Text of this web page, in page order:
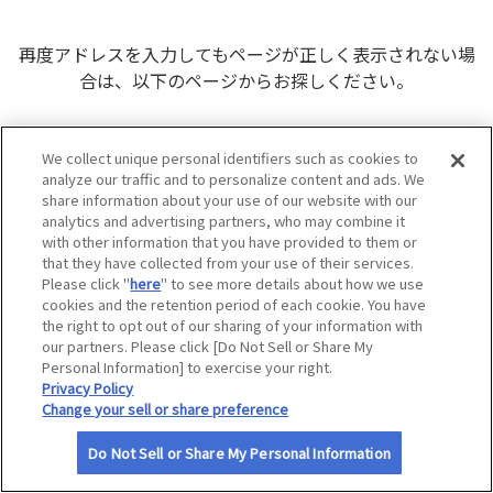
再度アドレスを入力してもページが正しく表示されない場
合は、以下のページからお探しください。
会員優待
ドライブ
プレゼント
JAF（日本自動車連盟）
We collect unique personal identifiers such as cookies to
analyze our traffic and to personalize content and ads. We
share information about your use of our website with our
analytics and advertising partners, who may combine it
with other information that you have provided to them or
that they have collected from your use of their services.
Please click "here" to see more details about how we use
cookies and the retention period of each cookie. You have
the right to opt out of our sharing of your information with
our partners. Please click [Do Not Sell or Share My
Personal Information] to exercise your right.
Privacy Policy
Change your sell or share preference
Do Not Sell or Share My Personal Information